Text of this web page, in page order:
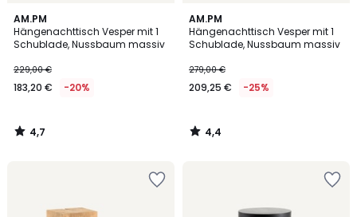
AM.PM
Hängenachttisch Vesper mit 1
Schublade, Nussbaum massiv
229,00 €
183,20 € -20%
4,7
/ 5
4,7
/
AM.PM
Hängenachttisch Vesper mit 1
Schublade, Nussbaum massiv
279,00 €
209,25 € -25%
4,4
/ 5
4,4
/